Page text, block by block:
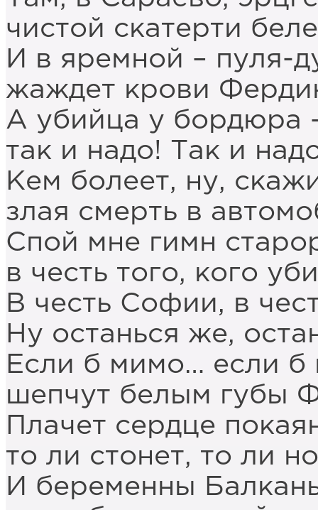
чистой скатерти
И в яремной – пуля-
жаждет крови
A убийца у бордюра
так и надо! Так и
Кем болеет, ну,
злая смерть в
Спой мне гимн
в честь того, кого
В честь Софии, в
Ну останься же,
Если б мимо… если б
шепчут белым губы
Плачет сердце
то ли стонет, то ли
И беременны